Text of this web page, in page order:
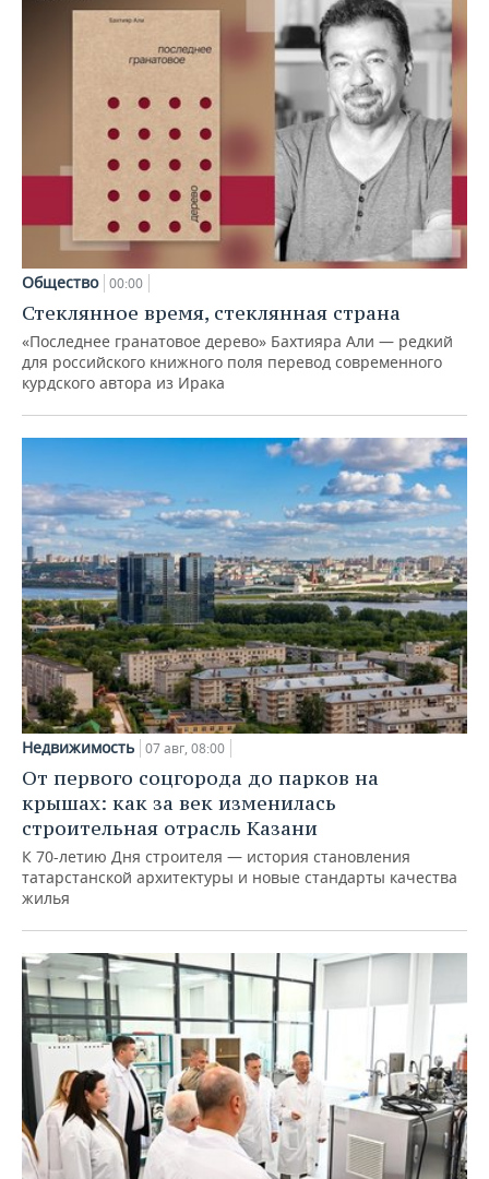
Общество 00:00
Стеклянное время, стеклянная страна
«Последнее гранатовое дерево» Бахтияра Али — редкий
для российского книжного поля перевод современного
курдского автора из Ирака
Недвижимость 07 авг, 08:00
От первого соцгорода до парков на
крышах: как за век изменилась
строительная отрасль Казани
К 70-летию Дня строителя — история становления
татарстанской архитектуры и новые стандарты качества
жилья